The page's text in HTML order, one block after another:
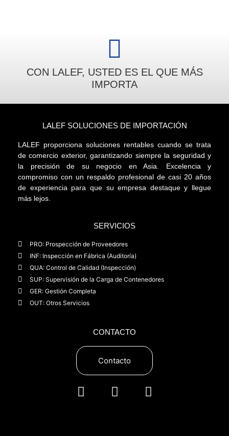
CON LALEF, USTED ES EL QUE MÁS
IMPORTA
LALEF SOLUCIONES DE IMPORTACIÓN
LALEF proporciona soluciones rentables cuando se trata
de comercio exterior, garantizando siempre la seguridad y
la precisión de su negocio en Asia. Excelencia y
compromiso con un respaldo profesional de casi 20 años
de experiencia para que su empresa destaque y llegue
más lejos.
SERVICIOS
PRO: Prospección de Proveedores
INF: Inspección en Fábrica (Auditoría)
QUA: Control de Calidad (Inspección)
SUP: Supervisión de la Carga de Contenedores
GER: Gestión Completa
OUT: Otros Servicios
CONTACTO
Contacto